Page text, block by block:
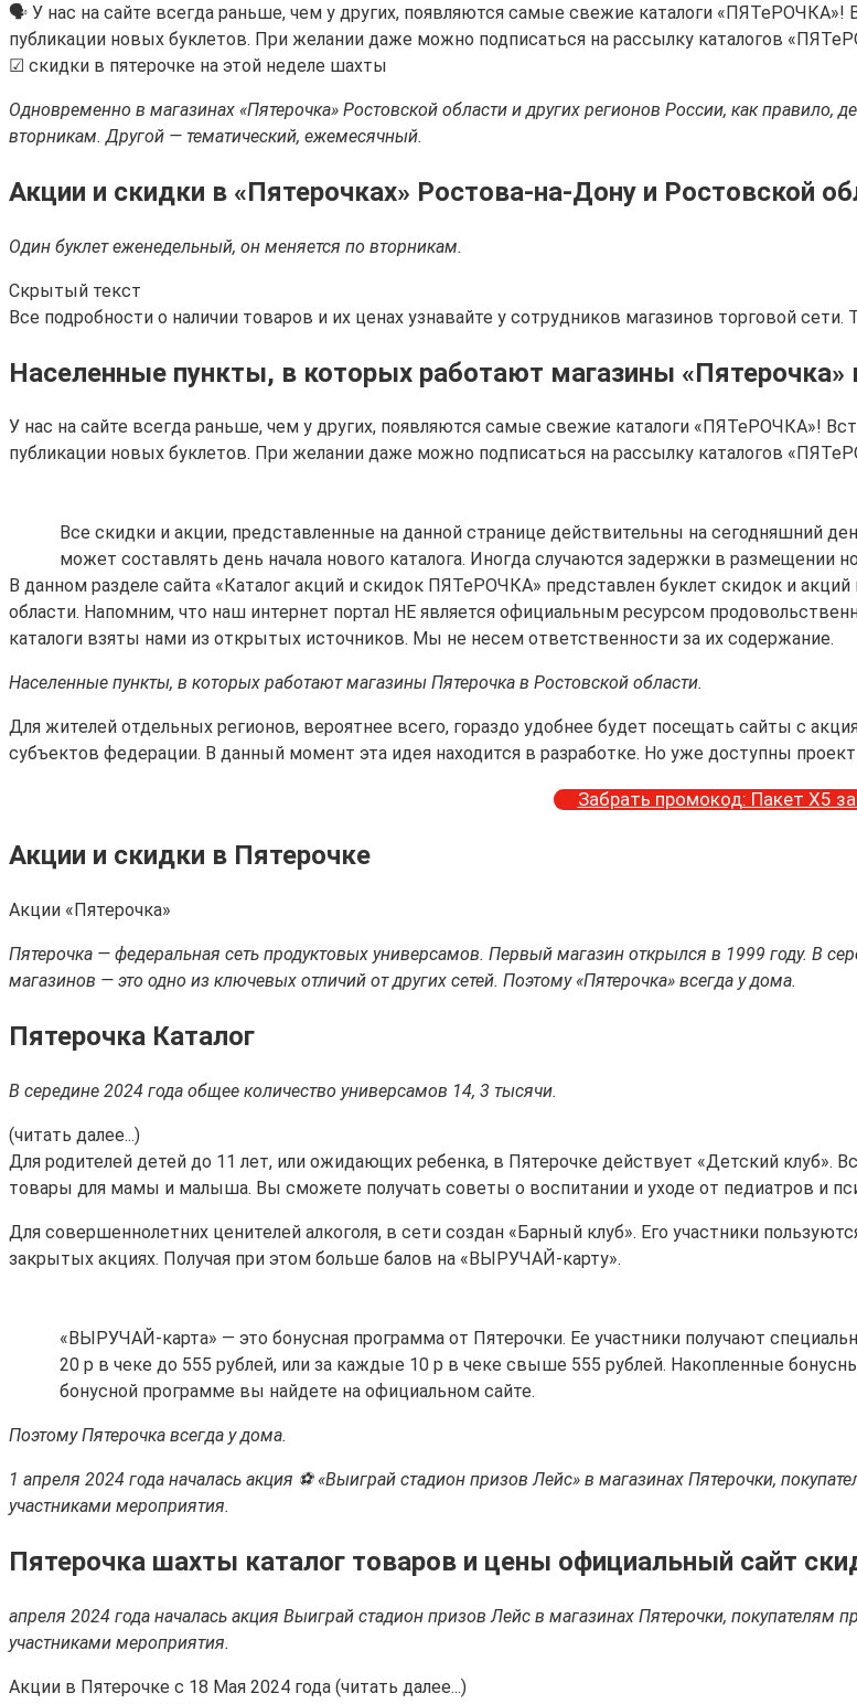
🗣 У нас на сайте всегда раньше, чем у других, появляются самые свежие каталоги «ПЯТеРОЧКА»!
публикации новых буклетов. При желании даже можно подписаться на рассылку каталогов
☑ скидки в пятерочке на этой неделе шахты
Одновременно в магазинах «Пятерочка» Ростовской области и других регионов России, как правило,
вторникам. Другой — тематический, ежемесячный.
Акции и скидки в «Пятерочках» Ростова-на-Дону и Ростовской
Один буклет еженедельный, он меняется по вторникам.
Скрытый текст
Все подробности о наличии товаров и их ценах узнавайте у сотрудников магазинов торговой сети.
Населенные пункты, в которых работают магазины «Пятерочка»
У нас на сайте всегда раньше, чем у других, появляются самые свежие каталоги «ПЯТеРОЧКА»!
публикации новых буклетов. При желании даже можно подписаться на рассылку каталогов
Все скидки и акции, представленные на данной странице действительны на сегодняшний
может составлять день начала нового каталога. Иногда случаются задержки в размещении
В данном разделе сайта «Каталог акций и скидок ПЯТеРОЧКА» представлен буклет скидок и
области. Напомним, что наш интернет портал НЕ является официальным ресурсом
каталоги взяты нами из открытых источников. Мы не несем ответственности за их содержание.
Населенные пункты, в которых работают магазины Пятерочка в Ростовской области.
Для жителей отдельных регионов, вероятнее всего, гораздо удобнее будет посещать сайты с
субъектов федерации. В данный момент эта идея находится в разработке. Но уже доступны
Забрать промокод: Пакет Х5
Акции и скидки в Пятерочке
Акции «Пятерочка»
Пятерочка — федеральная сеть продуктовых универсамов. Первый магазин открылся в 1999 году. В
магазинов — это одно из ключевых отличий от других сетей. Поэтому «Пятерочка» всегда у дома.
Пятерочка Каталог
В середине 2024 года общее количество универсамов 14, 3 тысячи.
(читать далее...)
Для родителей детей до 11 лет, или ожидающих ребенка, в Пятерочке действует «Детский клуб».
товары для мамы и малыша. Вы сможете получать советы о воспитании и уходе от педиатров и
Для совершеннолетних ценителей алкоголя, в сети создан «Барный клуб». Его участники
закрытых акциях. Получая при этом больше балов на «ВЫРУЧАЙ-карту».
«ВЫРУЧАЙ-карта» — это бонусная программа от Пятерочки. Ее участники получают
20 р в чеке до 555 рублей, или за каждые 10 р в чеке свыше 555 рублей. Накопленные
бонусной программе вы найдете на официальном сайте.
Поэтому Пятерочка всегда у дома.
1 апреля 2024 года началась акция ⚽ «Выиграй стадион призов Лейс» в магазинах Пятерочки,
участниками мероприятия.
Пятерочка шахты каталог товаров и цены официальный сайт
апреля 2024 года началась акция Выиграй стадион призов Лейс в магазинах Пятерочки, покупателям
участниками мероприятия.
Акции в Пятерочке с 18 Мая 2024 года (читать далее...)